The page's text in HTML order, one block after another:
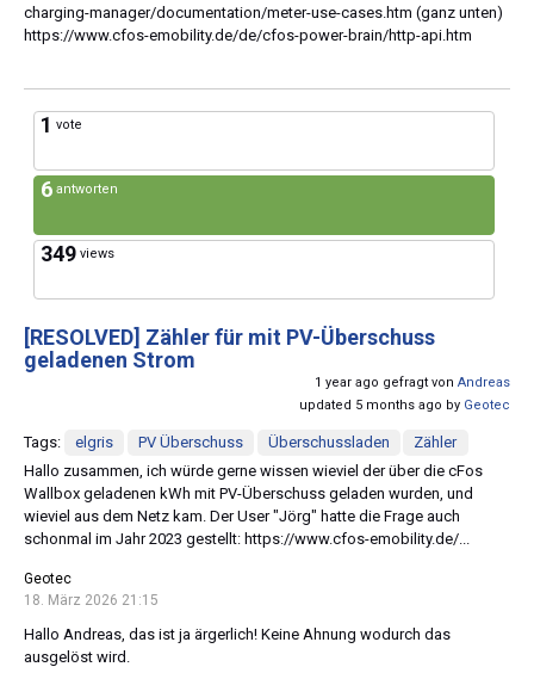
charging-manager/documentation/meter-use-cases.htm (ganz unten)
https://www.cfos-emobility.de/de/cfos-power-brain/http-api.htm
1 vote
6 antworten
349 views
[RESOLVED] Zähler für mit PV-Überschuss
geladenen Strom
1 year ago gefragt von Andreas
updated 5 months ago by Geotec
Tags: elgris PV Überschuss Überschussladen
Zähler
Hallo zusammen, ich würde gerne wissen wieviel der über die cFos
Wallbox geladenen kWh mit PV-Überschuss geladen wurden, und
wieviel aus dem Netz kam. Der User "Jörg" hatte die Frage auch
schonmal im Jahr 2023 gestellt: https://www.cfos-emobility.de/...
Geotec
18. März 2026 21:15
Hallo Andreas, das ist ja ärgerlich! Keine Ahnung wodurch das
ausgelöst wird.